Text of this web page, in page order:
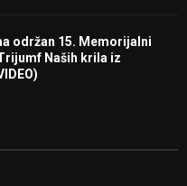
održan 15. Memorijalni
Naših krila iz